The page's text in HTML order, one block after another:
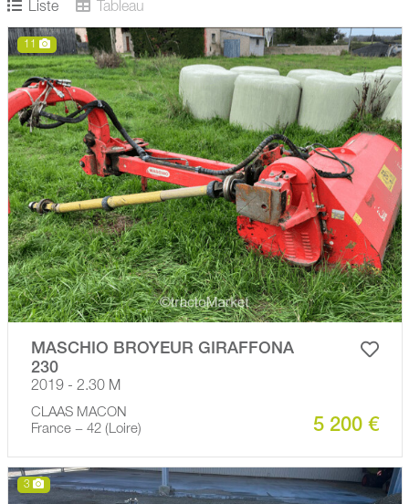
Liste Tableau
11
MASCHIO BROYEUR GIRAFFONA
230
2019 - 2.30 M
CLAAS MACON
France − 42 (Loire)
5 200 €
3